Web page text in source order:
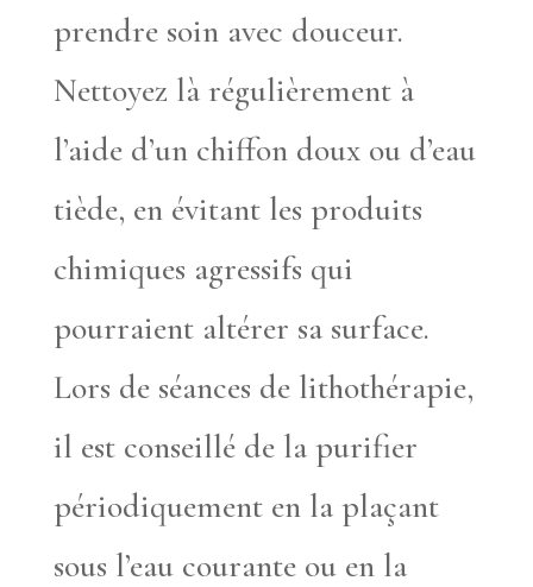
prendre soin avec douceur.
Nettoyez là régulièrement à
l’aide d’un chiffon doux ou d’eau
tiède, en évitant les produits
chimiques agressifs qui
pourraient altérer sa surface.
Lors de séances de lithothérapie,
il est conseillé de la purifier
périodiquement en la plaçant
sous l’eau courante ou en la